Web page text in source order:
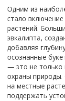
Одним из
стало
растений.
эвкалипта,
добавляя
осознанные
— это не только
охраны
на местные
поддержать